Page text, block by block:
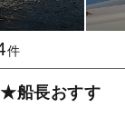
件
★船長おすす